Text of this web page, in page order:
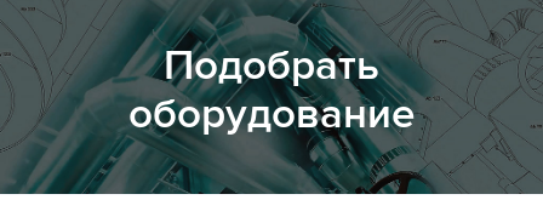
Подобрать
оборудование